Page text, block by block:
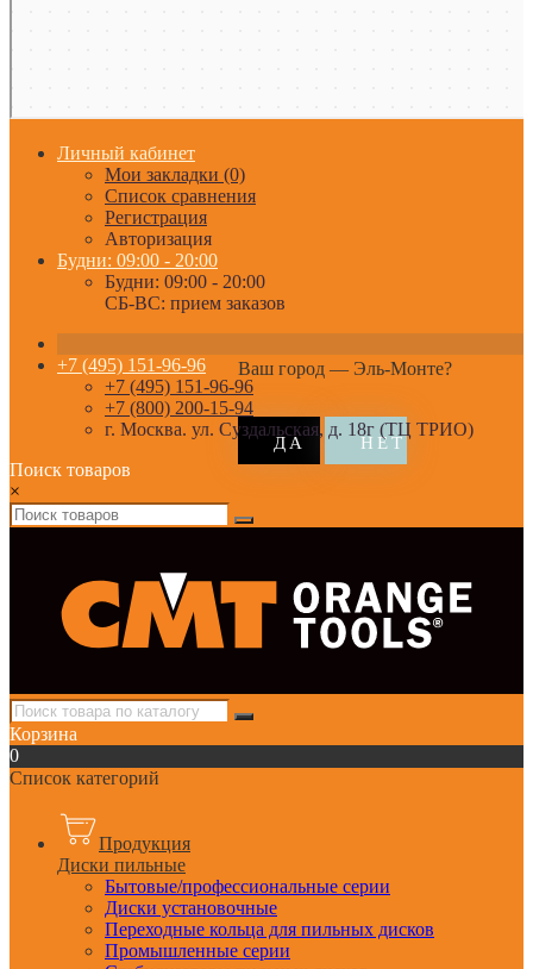
Личный кабинет
Мои закладки (0)
Список сравнения
Регистрация
Авторизация
Будни: 09:00 - 20:00
Будни: 09:00 - 20:00
СБ-ВС: прием заказов
Ваш город — Эль-Монте?
+7 (495) 151-96-96
+7 (495) 151-96-96
+7 (800) 200-15-94
г. Москва. ул. Суздальская, д. 18г (ТЦ ТРИО)
Поиск товаров
×
Корзина
0
Список категорий
Продукция
Диски пильные
Бытовые/профессиональные серии
Диски установочные
Переходные кольца для пильных дисков
Промышленные серии